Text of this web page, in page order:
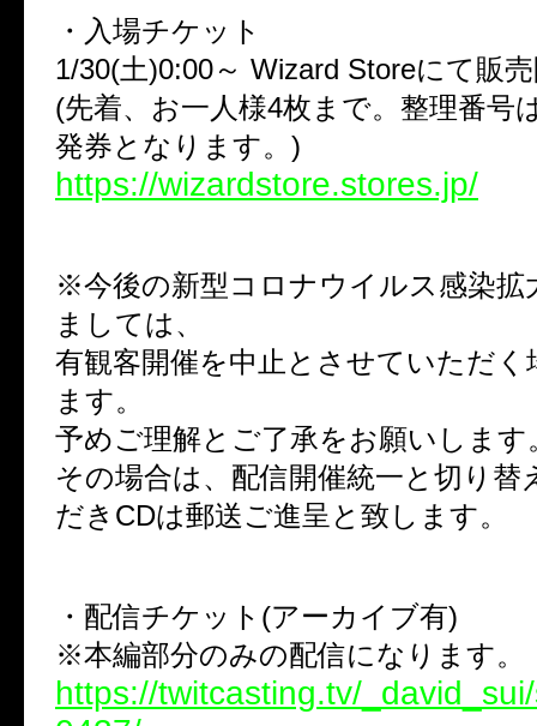
・入場チケット
1/30(土)0:00～ Wizard Storeにて販
(先着、お一人様4枚まで。整理番号
発券となります。)
https://wizardstore.stores.jp/
※今後の新型コロナウイルス感染拡
ましては、
有観客開催を中止とさせていただく
ます。
予めご理解とご了承をお願いします
その場合は、配信開催統一と切り替
だきCDは郵送ご進呈と致します。
・配信チケット(アーカイブ有)
※本編部分のみの配信になります。
https://twitcasting.tv/